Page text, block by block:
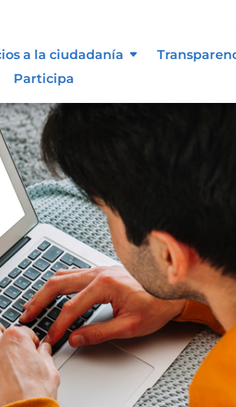
a la ciudadanía
Participa